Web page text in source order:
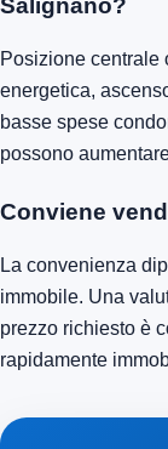
Salignano?
Posizione centrale
energetica,
basse spese
possono
Conviene
La convenienza
immobile. Una
prezzo richiesto è
rapidamente